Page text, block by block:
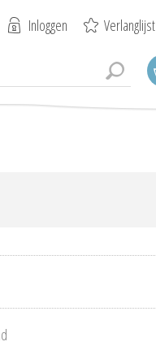
Inloggen Verlanglijst